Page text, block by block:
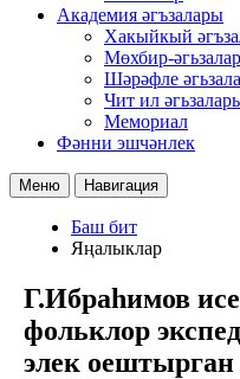
Академия әгъзалары
Хакыйкый
Мөхбир-әгьзалар
Шәрәфле
Чит ил
Мемориал
Фәнни эшчәнлек
Меню Навигация
Баш бит
Яңалыклар
Г.Ибраһимов
фольклор
элек оештырган